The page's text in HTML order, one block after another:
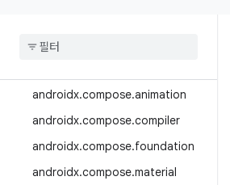
androidx
androidx.compose.animation
androidx.compose.compiler
androidx.compose.foundation
androidx.compose.material